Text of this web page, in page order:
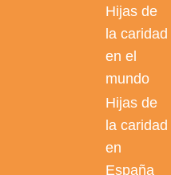
Hijas de
la caridad
en el
mundo
Hijas de
la caridad
en
España